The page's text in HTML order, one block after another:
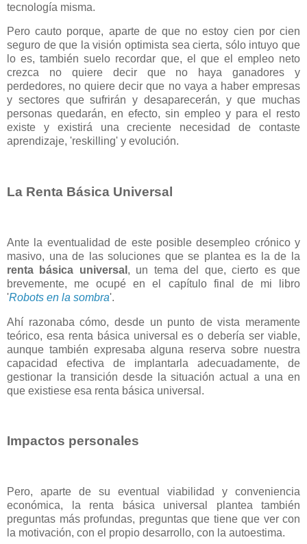
tecnología misma.
Pero cauto porque, aparte de que no estoy cien por cien
seguro de que la visión optimista sea cierta, sólo intuyo que
lo es, también suelo recordar que, el que el empleo neto
crezca no quiere decir que no haya ganadores y
perdedores, no quiere decir que no vaya a haber empresas
y sectores que sufrirán y desaparecerán, y que muchas
personas quedarán, en efecto, sin empleo y para el resto
existe y existirá una creciente necesidad de contaste
aprendizaje, 'reskilling' y evolución.
La Renta Básica Universal
Ante la eventualidad de este posible desempleo crónico y
masivo, una de las soluciones que se plantea es la de la
renta básica universal , un tema del que, cierto es que
brevemente, me ocupé en el capítulo final de mi libro
'Robots en la sombra'.
Ahí razonaba cómo, desde un punto de vista meramente
teórico, esa renta básica universal es o debería ser viable,
aunque también expresaba alguna reserva sobre nuestra
capacidad efectiva de implantarla adecuadamente, de
gestionar la transición desde la situación actual a una en
que existiese esa renta básica universal.
Impactos personales
Pero, aparte de su eventual viabilidad y conveniencia
económica, la renta básica universal plantea también
preguntas más profundas, preguntas que tiene que ver con
la motivación, con el propio desarrollo, con la autoestima.